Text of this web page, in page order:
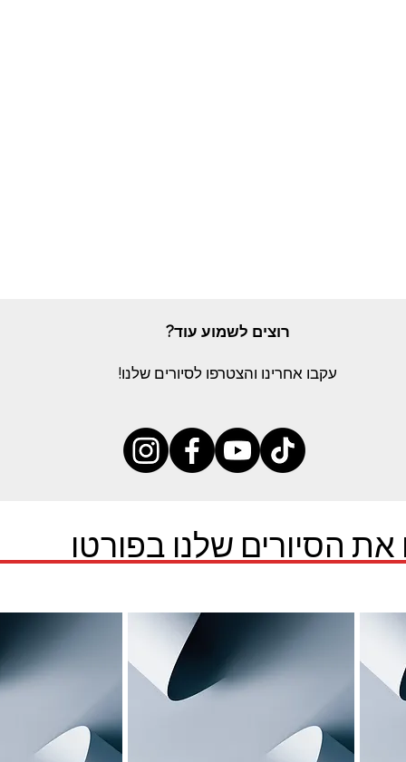
רוצים לשמוע עוד?
עקבו אחרינו והצטרפו לסיורים שלנו!
את הסיורים שלנו בפורטו